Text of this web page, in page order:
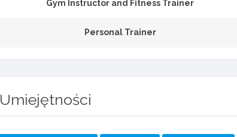
Gym Instructor and Fitness Trainer
Personal Trainer
Umiejętności